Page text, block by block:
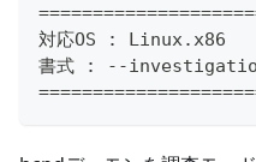
対応OS : Linux.x86
書式 : --